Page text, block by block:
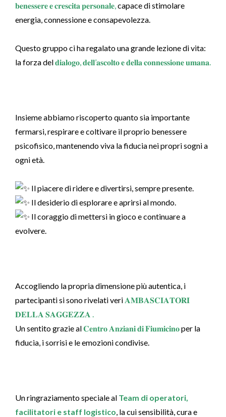
𝐛𝐞𝐧𝐞𝐬𝐬𝐞𝐫𝐞 𝐞 𝐜𝐫𝐞𝐬𝐜𝐢𝐭𝐚 𝐩𝐞𝐫𝐬𝐨𝐧𝐚𝐥𝐞,capace di stimolare
energia, connessione e consapevolezza.
Questo gruppo ci ha regalato una grande lezione di vita:
la forza del𝐝𝐢𝐚𝐥𝐨𝐠𝐨, 𝐝𝐞𝐥𝐥’𝐚𝐬𝐜𝐨𝐥𝐭𝐨 𝐞 𝐝𝐞𝐥𝐥𝐚 𝐜𝐨𝐧𝐧𝐞𝐬𝐬𝐢𝐨𝐧𝐞 𝐮𝐦𝐚𝐧𝐚.
Insieme abbiamo riscoperto quanto sia importante
fermarsi, respirare e coltivare il proprio benessere
psicofisico, mantenendo viva la fiducia nei propri sogni a
ogni età.
Il piacere di ridere e divertirsi, sempre presente.
Il desiderio di esplorare e aprirsi al mondo.
Il coraggio di mettersi in gioco e continuare a
evolvere.
Accogliendo la propria dimensione più autentica, i
partecipanti si sono rivelati veri 𝐀𝐌𝐁𝐀𝐒𝐂𝐈𝐀𝐓𝐎𝐑𝐈
𝐃𝐄𝐋𝐋𝐀 𝐒𝐀𝐆𝐆𝐄𝐙𝐙𝐀 .
Un sentito grazie al𝐂𝐞𝐧𝐭𝐫𝐨 𝐀𝐧𝐳𝐢𝐚𝐧𝐢 𝐝𝐢 𝐅𝐢𝐮𝐦𝐢𝐜𝐢𝐧𝐨per la
fiducia, i sorrisi e le emozioni condivise.
Un ringraziamento speciale al Team di operatori,
facilitatori e staff logistico, la cui sensibilità, cura e